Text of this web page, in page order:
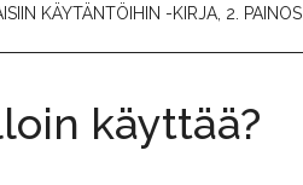
KÄYTÄNTÖIHIN -KIRJA, 2. PAINOS
käyttää?